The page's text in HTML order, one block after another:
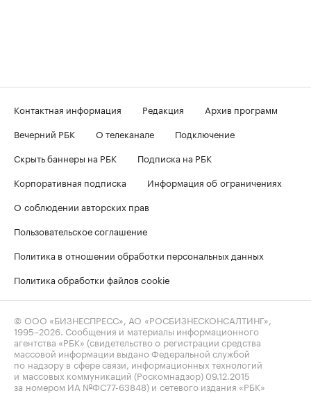
Контактная информация Редакция
Архив программ
Вечерний РБК
О телеканале
Подключение
Скрыть баннеры на РБК
Подписка на РБК
Корпоративная подписка
Информация об ограничениях
О соблюдении авторских прав
Пользовательское соглашение
Политика в отношении обработки персональных данных
Политика обработки файлов cookie
© ООО «БИЗНЕСПРЕСС», АО «РОСБИЗНЕСКОНСАЛТИНГ»,
1995–2026. Сообщения и материалы информационного
агентства «РБК» (свидетельство о регистрации средства
массовой информации выдано Федеральной службой
по надзору в сфере связи, информационных технологий
и массовых коммуникаций (Роскомнадзор) 09.12.2015
за номером ИА №ФС77-63848) и сетевого издания «РБК»